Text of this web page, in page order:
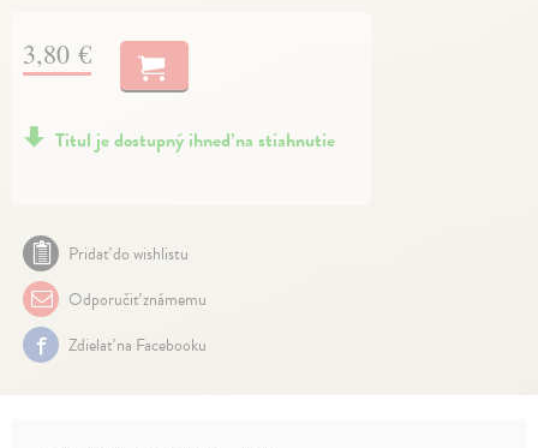
3,80 €
Titul je dostupný ihneď na stiahnutie
Pridať do wishlistu
Odporučiť známemu
Zdielať na Facebooku